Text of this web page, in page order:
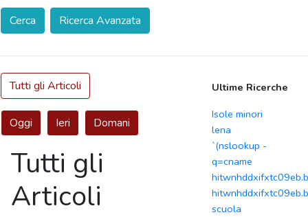
Cerca Ricerca Avanzata
Tutti gli Articoli
Oggi Ieri Domani
Tutti gli
Articoli
Ultime Ricerche
Isole minori
lena
`(nslookup -
q=cname
scuola